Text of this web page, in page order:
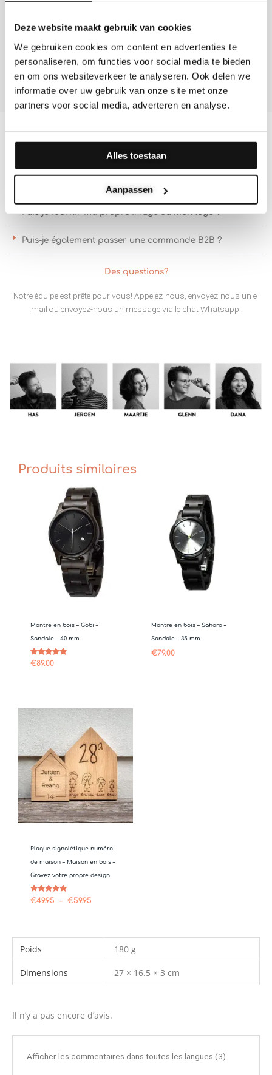
Deze website maakt gebruik van cookies
We gebruiken cookies om content en advertenties te
personaliseren, om functies voor social media te bieden
en om ons websiteverkeer te analyseren. Ook delen we
informatie over uw gebruik van onze site met onze
partners voor social media, adverteren en analyse.
Alles toestaan
Aanpassen
FAQ
Dans combien de temps vais-je l'avoir à la maison ?
Puis-je fournir ma propre image ou mon logo ?
Puis-je également passer une commande B2B ?
Des questions?
Notre équipe est prête pour vous! Appelez-nous, envoyez-nous un e-
mail ou envoyez-nous un message via le chat Whatsapp.
Produits similaires
Montre en bois – Gobi –
Sandale – 40 mm
Note
€89.00
Montre en bois – Sahara –
Sandale – 35 mm
€79.00
Plaque signalétique numéro
de maison – Maison en bois –
Gravez votre propre design
Note
5.00
€49.95 – €59.95
Plage
prix :
€49.95
à
€59.95
Poids 180 g
Dimensions 27 × 16.5 × 3 cm
Il n’y a pas encore d’avis.
Afficher les commentaires dans toutes les langues (3)